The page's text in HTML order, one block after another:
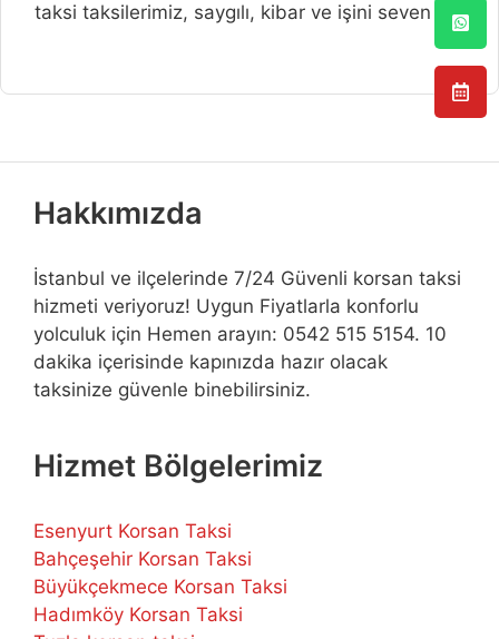
taksi taksilerimiz, saygılı, kibar ve işini seven
Hakkımızda
İstanbul ve ilçelerinde 7/24 Güvenli korsan taksi
hizmeti veriyoruz! Uygun Fiyatlarla konforlu
yolculuk için Hemen arayın: 0542 515 5154. 10
dakika içerisinde kapınızda hazır olacak
taksinize güvenle binebilirsiniz.
Hizmet Bölgelerimiz
Esenyurt Korsan Taksi
Bahçeşehir Korsan Taksi
Büyükçekmece Korsan Taksi
Hadımköy Korsan Taksi